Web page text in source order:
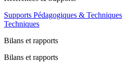
Supports Pédagogiques & Techniques
Techniques
Bilans et rapports
Bilans et rapports